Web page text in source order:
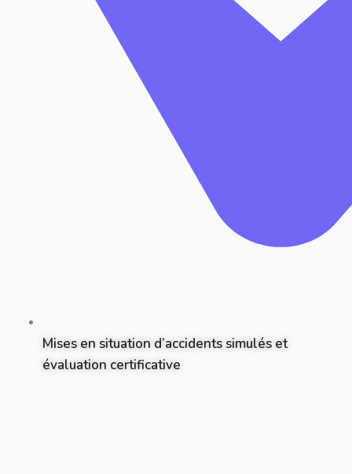
Mises en situation d’accidents simulés et
évaluation certificative